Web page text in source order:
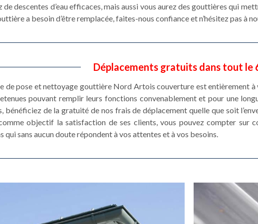
de descentes d’eau efficaces, mais aussi vous aurez des gouttières qui
a besoin d’être remplacée, faites-nous confiance et n’hésitez pas à
Déplacements gratuits dans tout le
de pose et nettoyage gouttière Nord Artois couverture est entièrement
pouvant remplir leurs fonctions convenablement et pour une
bénéficiez de la gratuité de nos frais de déplacement quelle que soit
objectif la satisfaction de ses clients, vous pouvez compter sur
qui sans aucun doute répondent à vos attentes et à vos besoins.